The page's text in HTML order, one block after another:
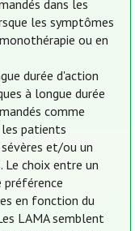
dans les
les symptômes
ou en
durée d'action
à longue durée
comme
patients
et/ou un
Le choix entre un
préférence
en fonction du
LAMA semblent